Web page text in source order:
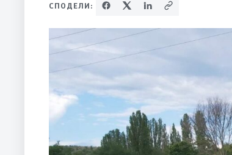
СПОДЕЛИ: